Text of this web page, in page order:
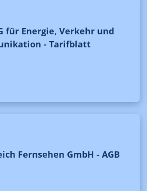
für Energie, Verkehr und
- Tarifblatt
Fernsehen GmbH - AGB